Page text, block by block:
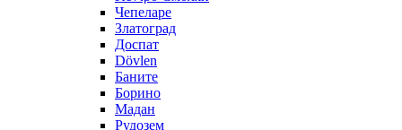
Чепеларе
Златоград
Доспат
Dövlen
Баните
Борино
Мадан
Рудозем